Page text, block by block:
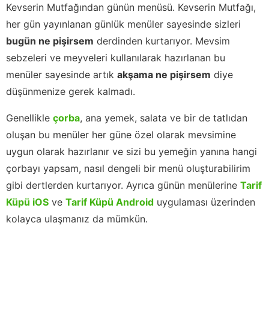
Kevserin Mutfağından günün menüsü. Kevserin Mutfağı,
her gün yayınlanan günlük menüler sayesinde sizleri
bugün ne pişirsem derdinden kurtarıyor. Mevsim
sebzeleri ve meyveleri kullanılarak hazırlanan bu
menüler sayesinde artık akşama ne pişirsem diye
düşünmenize gerek kalmadı.
Genellikle çorba, ana yemek, salata ve bir de tatlıdan
oluşan bu menüler her güne özel olarak mevsimine
uygun olarak hazırlanır ve sizi bu yemeğin yanına hangi
çorbayı yapsam, nasıl dengeli bir menü oluşturabilirim
gibi dertlerden kurtarıyor. Ayrıca günün menülerine Tarif
Küpü iOS ve Tarif Küpü Android uygulaması üzerinden
kolayca ulaşmanız da mümkün.